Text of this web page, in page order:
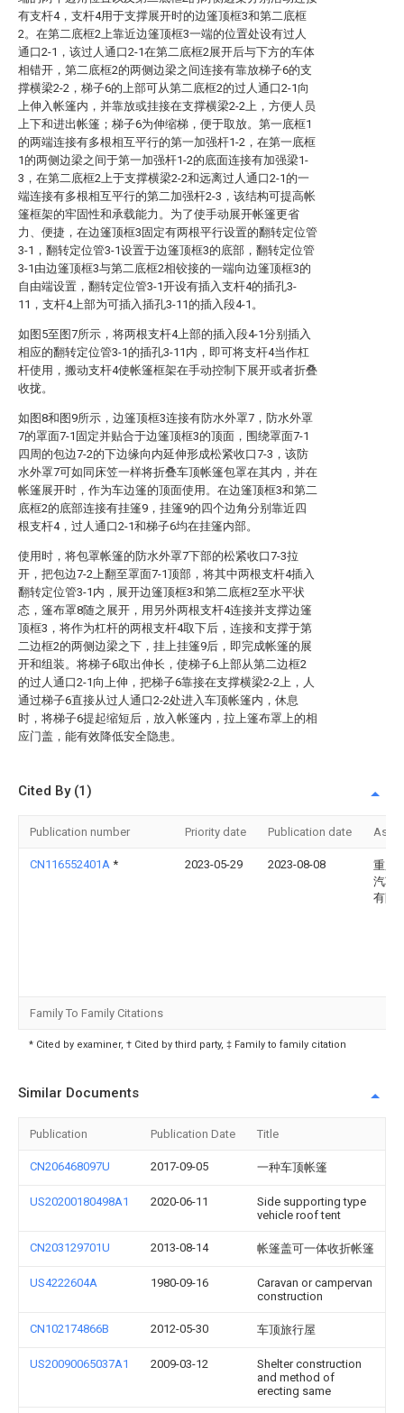
有支杆4，支杆4用于支撑展开时的边篷顶框3和第二底框
2。在第二底框2上靠近边篷顶框3一端的位置处设有过人
通口2-1，该过人通口2-1在第二底框2展开后与下方的车体
相错开，第二底框2的两侧边梁之间连接有靠放梯子6的支
撑横梁2-2，梯子6的上部可从第二底框2的过人通口2-1向
上伸入帐篷内，并靠放或挂接在支撑横梁2-2上，方便人员
上下和进出帐篷；梯子6为伸缩梯，便于取放。第一底框1
的两端连接有多根相互平行的第一加强杆1-2，在第一底框
1的两侧边梁之间于第一加强杆1-2的底面连接有加强梁1-
3，在第二底框2上于支撑横梁2-2和远离过人通口2-1的一
端连接有多根相互平行的第二加强杆2-3，该结构可提高帐
篷框架的牢固性和承载能力。为了使手动展开帐篷更省
力、便捷，在边篷顶框3固定有两根平行设置的翻转定位管
3-1，翻转定位管3-1设置于边篷顶框3的底部，翻转定位管
3-1由边篷顶框3与第二底框2相铰接的一端向边篷顶框3的
自由端设置，翻转定位管3-1开设有插入支杆4的插孔3-
11，支杆4上部为可插入插孔3-11的插入段4-1。
如图5至图7所示，将两根支杆4上部的插入段4-1分别插入
相应的翻转定位管3-1的插孔3-11内，即可将支杆4当作杠
杆使用，搬动支杆4使帐篷框架在手动控制下展开或者折叠
收拢。
如图8和图9所示，边篷顶框3连接有防水外罩7，防水外罩
7的罩面7-1固定并贴合于边篷顶框3的顶面，围绕罩面7-1
四周的包边7-2的下边缘向内延伸形成松紧收口7-3，该防
水外罩7可如同床笠一样将折叠车顶帐篷包罩在其内，并在
帐篷展开时，作为车边篷的顶面使用。在边篷顶框3和第二
底框2的底部连接有挂篷9，挂篷9的四个边角分别靠近四
根支杆4，过人通口2-1和梯子6均在挂篷内部。
使用时，将包罩帐篷的防水外罩7下部的松紧收口7-3拉
开，把包边7-2上翻至罩面7-1顶部，将其中两根支杆4插入
翻转定位管3-1内，展开边篷顶框3和第二底框2至水平状
态，篷布罩8随之展开，用另外两根支杆4连接并支撑边篷
顶框3，将作为杠杆的两根支杆4取下后，连接和支撑于第
二边框2的两侧边梁之下，挂上挂篷9后，即完成帐篷的展
开和组装。将梯子6取出伸长，使梯子6上部从第二边框2
的过人通口2-1向上伸，把梯子6靠接在支撑横梁2-2上，人
通过梯子6直接从过人通口2-2处进入车顶帐篷内，休息
时，将梯子6提起缩短后，放入帐篷内，拉上篷布罩上的相
应门盖，能有效降低安全隐患。
Cited By (1)
Publication number Priority date Publication date
CN116552401A * 2023-05-29 2023-08-08
重庆
汽车
有限
Family To Family Citations
* Cited by examiner, † Cited by third party, ‡ Family to family citation
Similar Documents
Publication Publication Date Title
CN206468097U 2017-09-05 一种车顶帐篷
US20200180498A1 2020-06-11
Side supporting type
vehicle roof tent
CN203129701U 2013-08-14 帐篷盖可一体收折帐篷
US4222604A 1980-09-16
Caravan or campervan
construction
CN102174866B 2012-05-30 车顶旅行屋
US20090065037A1 2009-03-12
Shelter construction
and method of
erecting same